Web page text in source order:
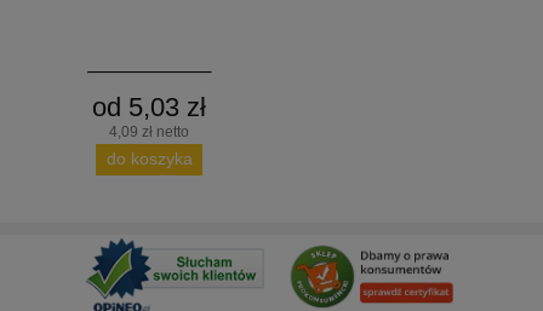
od 5,03 zł
4,09 zł netto
do koszyka